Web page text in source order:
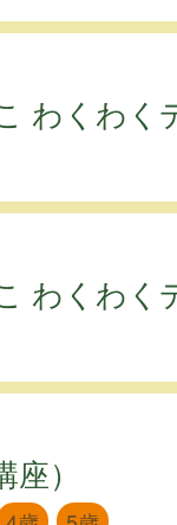
わくわく
わくわく
）